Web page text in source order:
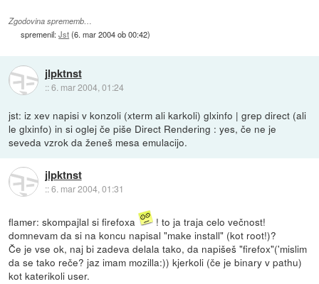
Zgodovina sprememb…
spremenil:Jst(6. mar 2004 ob 00:42)
jlpktnst
::6. mar 2004, 01:24
jst: iz xev napisi v konzoli (xterm ali karkoli) glxinfo | grep direct (ali
le glxinfo) in si oglej če piše Direct Rendering : yes, če ne je
seveda vzrok da ženeš mesa emulacijo.
jlpktnst
::6. mar 2004, 01:31
flamer: skompajlal si firefoxa
! to ja traja celo večnost!
domnevam da si na koncu napisal "make install" (kot root!)?
Če je vse ok, naj bi zadeva delala tako, da napišeš "firefox"('mislim
da se tako reče? jaz imam mozilla:)) kjerkoli (če je binary v pathu)
kot katerikoli user.